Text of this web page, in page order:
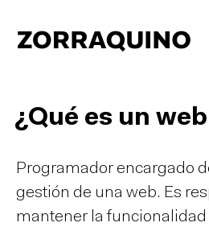
¿Qué es un
Programador encargado
gestión de una web. Es
mantener la funcionalidad